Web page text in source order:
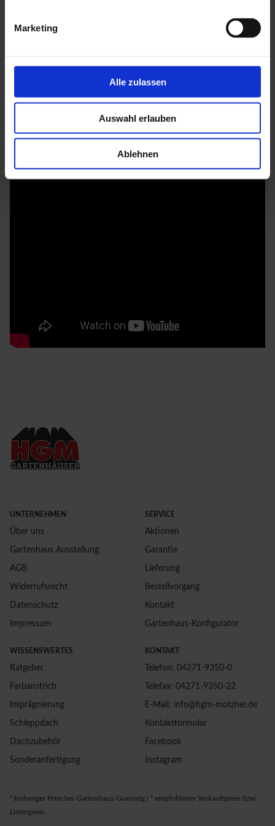
Marketing
Alle zulassen
Auswahl erlauben
Ablehnen
Wandstärke: 6 mm
Mehr zu HGM Gartenhäuser
UNTERNEHMEN
Über uns
Gartenhaus Ausstellung
AGB
Widerrufsrecht
Datenschutz
Impressum
SERVICE
Aktionen
Garantie
Lieferung
Bestellvorgang
Kontakt
Gartenhaus-Konfigurator
WISSENSWERTES
Ratgeber
Farbanstrich
Imprägnierung
Schleppdach
Dachzubehör
Sonderanfertigung
KONTAKT
Telefon: 04271-9350-0
Telefax: 04271-9350-22
E-Mail: info@hgm-motzner.de
Kontaktformular
Facebook
Instagram
¹ bisheriger Preis bei Gartenhaus-Guenstig | ² empfohlener Verkaufspreis bzw.
Listenpreis